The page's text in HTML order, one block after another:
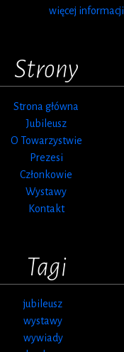
więcej informacji
Strony
Strona główna
Jubileusz
O Towarzystwie
Prezesi
Członkowie
Wystawy
Kontakt
Tagi
jubileusz
wystawy
wywiady